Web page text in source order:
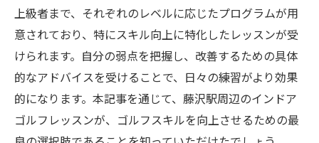
上級者まで、それぞれのレベルに応じたプログラムが用
意されており、特にスキル向上に特化したレッスンが受
けられます。自分の弱点を把握し、改善するための具体
的なアドバイスを受けることで、日々の練習がより効果
的になります。本記事を通じて、藤沢駅周辺のインドア
ゴルフレッスンが、ゴルフスキルを向上させるための最